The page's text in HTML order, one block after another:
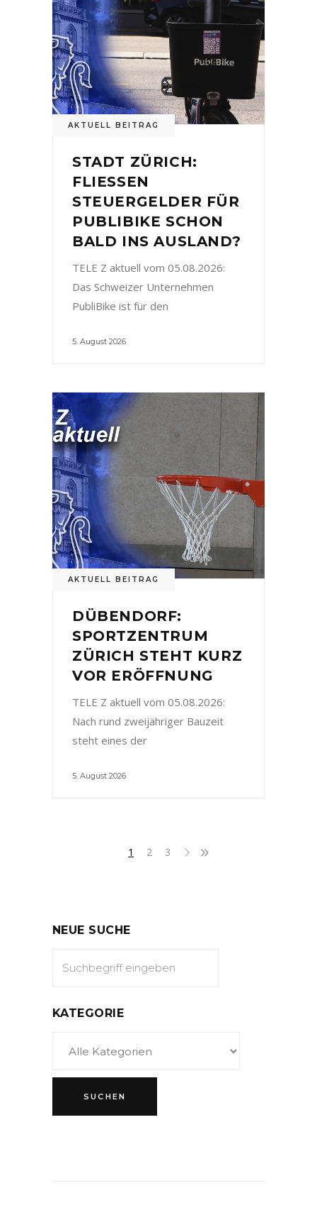
AKTUELL BEITRAG
STADT ZÜRICH:
FLIESSEN
STEUERGELDER FÜR
PUBLIBIKE SCHON
BALD INS AUSLAND?
TELE Z aktuell vom 05.08.2026:
Das Schweizer Unternehmen
PubliBike ist für den
5. August 2026
AKTUELL BEITRAG
DÜBENDORF:
SPORTZENTRUM
ZÜRICH STEHT KURZ
VOR ERÖFFNUNG
TELE Z aktuell vom 05.08.2026:
Nach rund zweijähriger Bauzeit
steht eines der
5. August 2026
1 2 3
NEUE SUCHE
KATEGORIE